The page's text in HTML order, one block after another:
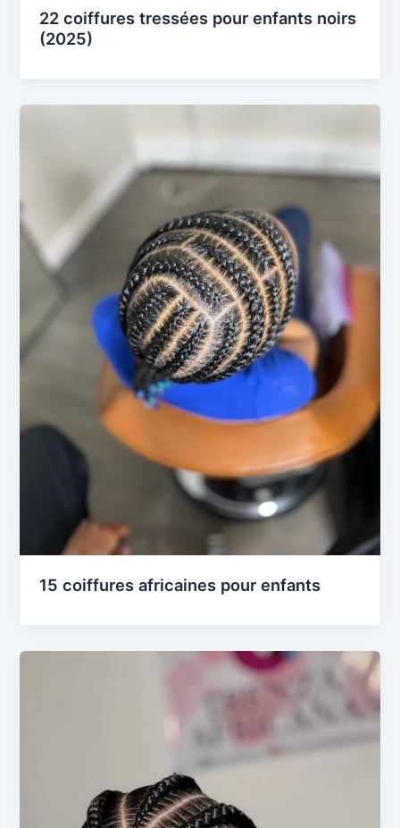
22 coiffures tressées pour enfants noirs
(2025)
15 coiffures africaines pour enfants